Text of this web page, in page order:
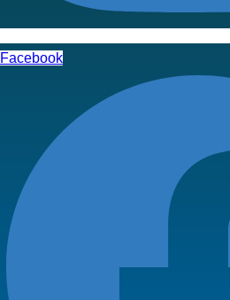
Facebook